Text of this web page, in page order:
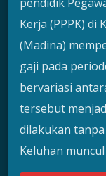
Kerja (PPPK)
(Madina)
gaji pada
bervariasi
tersebut
dilakukan
Keluhan